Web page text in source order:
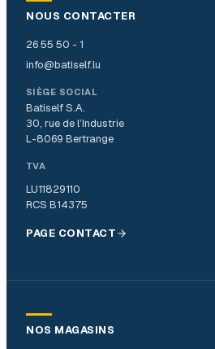
NOUS CONTACTER
26 55 50 - 1
info@batiself.lu
SIÈGE SOCIAL
Batiself S.A.
30, rue de l’Industrie
L-8069 Bertrange
TVA
LU11829110
RCS B14375
PAGE CONTACT
NOS MAGASINS